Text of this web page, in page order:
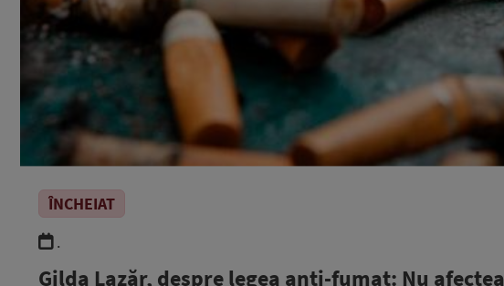
ÎNCHEIAT
.
Gilda Lazăr, despre legea anti-fumat: Nu